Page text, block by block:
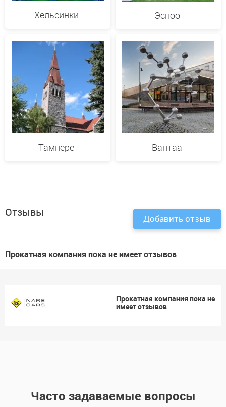
Хельсинки Эспоо
Тампере Вантаа
Отзывы Добавить отзыв
Прокатная компания пока не имеет отзывов
Прокатная компания пока не
имеет отзывов
Часто задаваемые вопросы